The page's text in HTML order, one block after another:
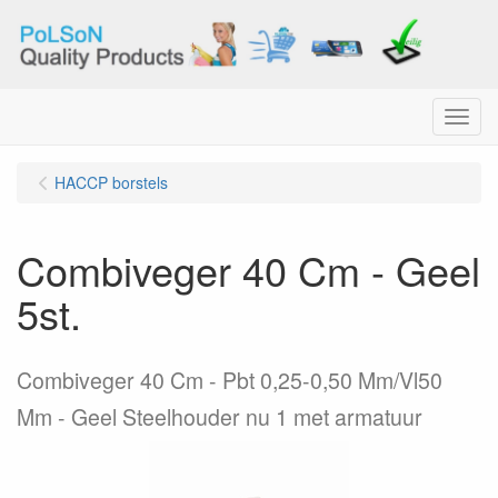
Menu
HACCP borstels
Combiveger 40 Cm - Geel
5st.
Combiveger 40 Cm - Pbt 0,25-0,50 Mm/Vl50
Mm - Geel Steelhouder nu 1 met armatuur